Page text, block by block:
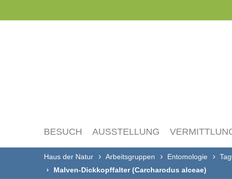
BESUCH AUSSTELLUNG
Haus der Natur Arbeitsgruppen Entomologie
Malven-Dickkopffalter (Carcharodus alceae)